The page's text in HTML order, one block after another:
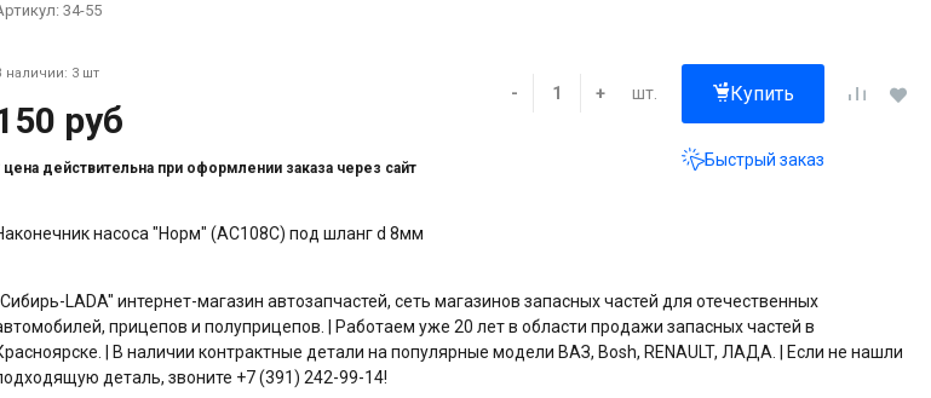
34-55
наличии: 3 шт
руб
цена действительна при оформлении заказа через сайт
- + шт. Купить
Быстрый заказ
насоса "Норм" (АС108С) под шланг d 8мм
LADA" интернет-магазин автозапчастей, сеть магазинов запасных частей для отечественных
прицепов и полуприцепов. | Работаем уже 20 лет в области продажи запасных частей в
| В наличии контрактные детали на популярные модели ВАЗ, Bosh, RENAULT, ЛАДА. | Если не нашли
деталь, звоните +7 (391) 242-99-14!